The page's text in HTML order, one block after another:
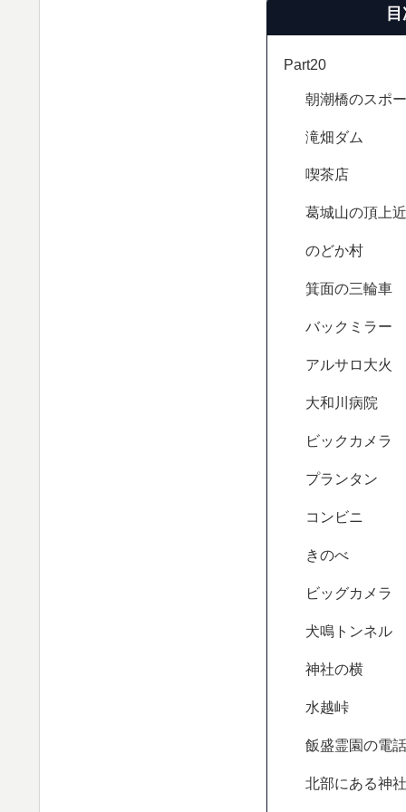
Part20
朝潮橋のスポ
滝畑ダム
喫茶店
葛城山の頂上
のどか村
箕面の三輪車
バックミラー
アルサロ大火
大和川病院
ビックカメラ
プランタン
コンビニ
きのべ
ビッグカメラ
犬鳴トンネル
神社の横
水越峠
飯盛霊園の電
北部にある神社